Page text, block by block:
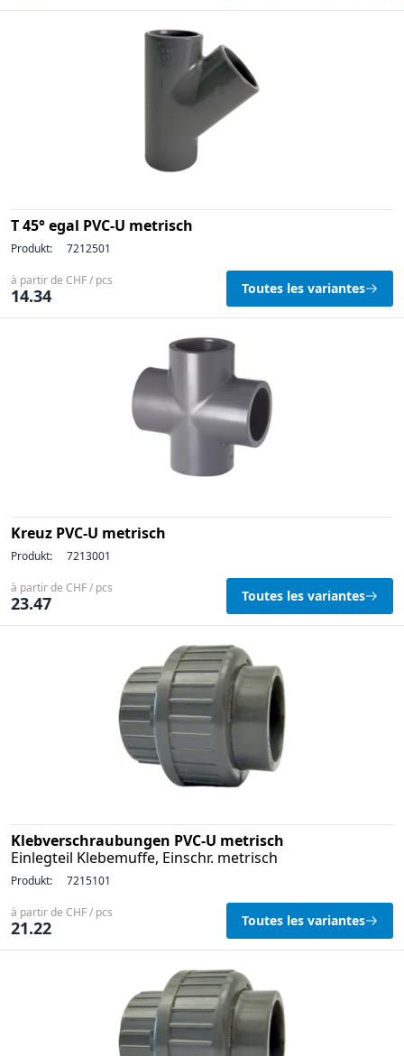
T 45° egal PVC-U metrisch
Produkt: 7212501
à partir de CHF / pcs
14.34 Toutes les variantes
Kreuz PVC-U metrisch
Produkt: 7213001
à partir de CHF / pcs
23.47 Toutes les variantes
Klebverschraubungen PVC-U metrisch
Einlegteil Klebemuffe, Einschr. metrisch
Produkt: 7215101
à partir de CHF / pcs
21.22 Toutes les variantes